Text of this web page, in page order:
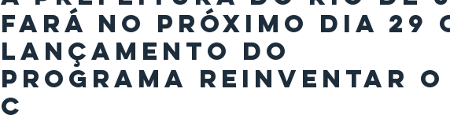
fará no próximo dia 29
lançamento do
programa Reinventar o
c